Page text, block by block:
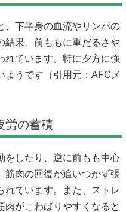
、下半身の血流やリンパの
結果、前ももに重だるさや
れています。特に夕方に強
ようです（引用元： AFCメ
労の蓄積
をしたり、逆に前もも中心
筋肉の回復が追いつかず張
れています。また、ストレ
肉がこわばりやすくなると